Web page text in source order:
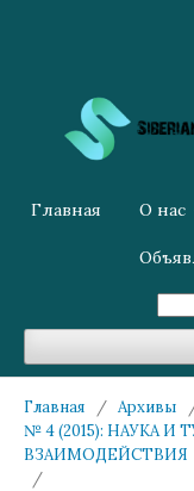
Главная О нас
Главная / Архивы
№ 4 (2015): НАУКА И
ВЗАИМОДЕЙСТВИЯ
/